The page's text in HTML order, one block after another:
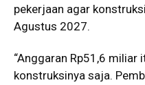
pekerjaan agar
Agustus 2027.
“Anggaran Rp51,6 miliar
konstruksinya saja.